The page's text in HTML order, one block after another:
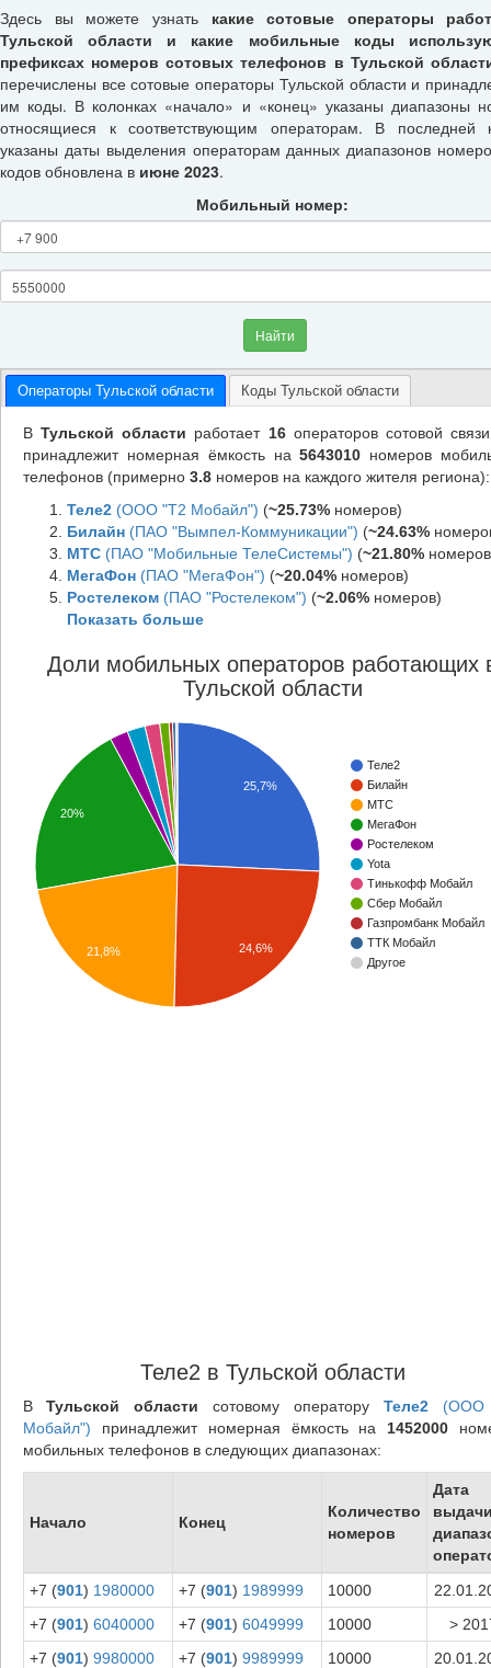
Здесь вы можете узнать какие сотовые операторы
Тульской области и какие мобильные коды
префиксах номеров сотовых телефонов в Тульской
перечислены все сотовые операторы Тульской области и
им коды. В колонках «начало» и «конец» указаны диапазоны
относящиеся к соответствующим операторам. В последней
указаны даты выделения операторам данных диапазонов
кодов обновлена в июне 2023.
Мобильный номер:
Найти
Операторы Тульской области Коды Тульской области
В Тульской области работает 16операторов сотовой
принадлежит номерная ёмкость на5643010 номеров
телефонов (примерно 3.8номеров на каждого жителя региона):
Теле2(ООО "Т2 Мобайл") (~25.73%номеров)
Билайн(ПАО "Вымпел-Коммуникации") (~24.63%
МТС(ПАО "Мобильные ТелеСистемы") (~21.80%
МегаФон(ПАО "МегаФон") (~20.04%номеров)
Ростелеком(ПАО "Ростелеком") (~2.06%номеров)
Показать больше
Доли мобильных операторов работающих
Тульской области
Теле2
Билайн
МТС
МегаФон
Ростелеком
Yota
Тинькофф Мобайл
Сбер Мобайл
Газпромбанк Мобайл
ТТК Мобайл
Другое
25,7%
20%
21,8% 24,6%
Теле2 в Тульской области
ВТульской области сотовому оператору Теле2(ООО
Мобайл") принадлежит номерная ёмкость на 1452000
мобильных телефонов в следующих диапазонах:
Начало Конец
Количество
номеров
Дата
+7 (901) 1980000 +7 (901) 1989999 10000
+7 (901) 6040000 +7 (901) 6049999 10000
>
+7 (901) 9980000 +7 (901) 9989999 10000